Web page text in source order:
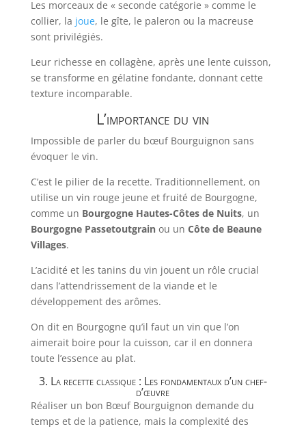
Les morceaux de « seconde catégorie » comme le
collier, la joue, le gîte, le paleron ou la macreuse
sont privilégiés.
Leur richesse en collagène, après une lente cuisson,
se transforme en gélatine fondante, donnant cette
texture incomparable.
L’importance du vin
Impossible de parler du bœuf Bourguignon sans
évoquer le vin.
C’est le pilier de la recette. Traditionnellement, on
utilise un vin rouge jeune et fruité de Bourgogne,
comme un Bourgogne Hautes-Côtes de Nuits, un
Bourgogne Passetoutgrainou un Côte de Beaune
Villages.
L’acidité et les tanins du vin jouent un rôle crucial
dans l’attendrissement de la viande et le
développement des arômes.
On dit en Bourgogne qu’il faut un vin que l’on
aimerait boire pour la cuisson, car il en donnera
toute l’essence au plat.
3. La recette classique : Les fondamentaux d’un chef-
d’œuvre
Réaliser un bon Bœuf Bourguignon demande du
temps et de la patience, mais la complexité des